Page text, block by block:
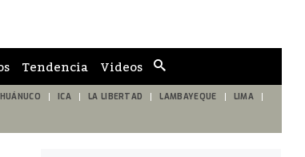
de
búsqueda
Tendencia Videos
HUÁNUCO ICA LA LIBERTAD LAMBAYEQUE LIMA